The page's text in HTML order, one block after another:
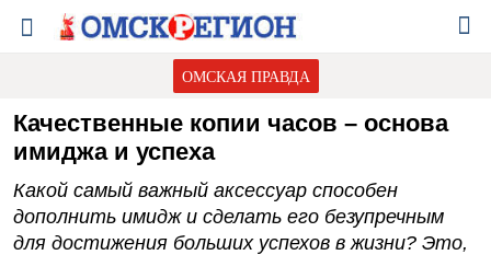
ОМСКАЯ ПРАВДА
Качественные копии часов – основа
имиджа и успеха
Какой самый важный аксессуар способен
дополнить имидж и сделать его безупречным
для достижения больших успехов в жизни? Это,